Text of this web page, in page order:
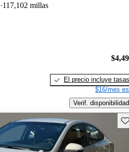
117,102 millas
El precio incluye tasas
$16/mes
Verif. disponibilidad